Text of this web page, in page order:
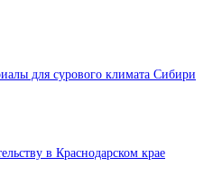
для сурового климата Сибири
в Краснодарском крае